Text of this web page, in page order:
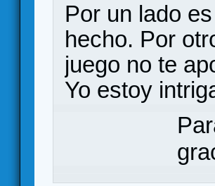
Por un lado
hecho. Por
juego no te
Yo estoy